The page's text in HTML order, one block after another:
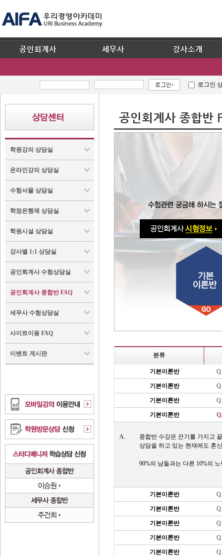
공인회계사 세무사 강사소개
로그인
학원강의 상담실
온라인강의 상담실
수험서몰 상담실
학점은행제 상담실
학원시설 상담실
강사별 1:1 상담실
공인회계사 수험상담실
공인회계사 종합반 FAQ
세무사 수험상담실
사이트이용 FAQ
이벤트 게시판
공인회계사 종합반
분류
기본이론반
기본이론반
기본이론반
기본이론반
A.
종합반 수강은 끈기를 가지고
상담을 하고 있는 현재에도 혼
90%의 남들과는 다른 10%의
기본이론반
기본이론반
기본이론반
기본이론반
기본이론반